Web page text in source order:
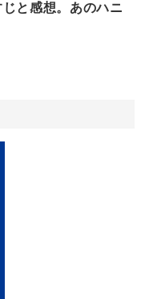
と感想。あのハニ